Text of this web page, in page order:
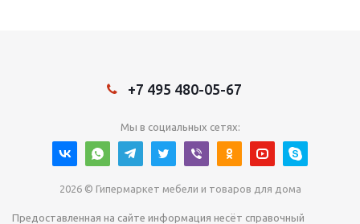
+7 495 480-05-67
Мы в социальных сетях:
2026 © Гипермаркет мебели и товаров для дома
Предоставленная на сайте информация несёт справочный